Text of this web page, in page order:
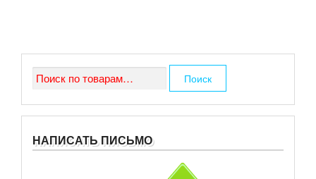
Искать: Поиск
НАПИСАТЬ ПИСЬМО